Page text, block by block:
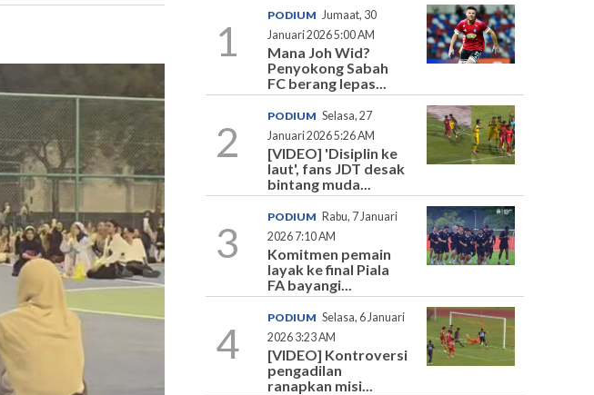
1
PODIUM Jumaat, 30
Januari 2026 5:00 AM
Mana Joh Wid?
Penyokong Sabah
FC berang lepas...
2
PODIUM Selasa, 27
Januari 2026 5:26 AM
[VIDEO] 'Disiplin ke
laut', fans JDT desak
bintang muda...
3
PODIUM Rabu, 7 Januari
2026 7:10 AM
Komitmen pemain
layak ke final Piala
FA bayangi...
4
PODIUM Selasa, 6 Januari
2026 3:23 AM
[VIDEO] Kontroversi
pengadilan
ranapkan misi...